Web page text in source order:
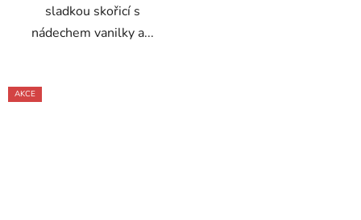
sladkou skořicí s
nádechem vanilky a...
AKCE